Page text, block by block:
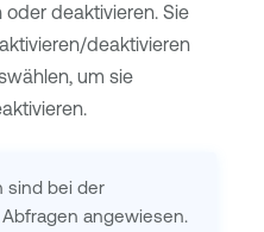
deaktivieren. Sie
deaktivieren
um sie
sind bei der
angewiesen.